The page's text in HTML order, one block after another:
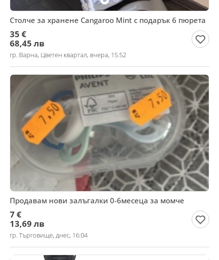
Столче за хранене Cangaroo Mint с подарък 6 пюрета
35 €
68,45 лв
гр. Варна, Цветен квартал, вчера, 15:52
Продавам нови залъгалки 0-6месеца за момче
7 €
13,69 лв
гр. Търговище, днес, 16:04